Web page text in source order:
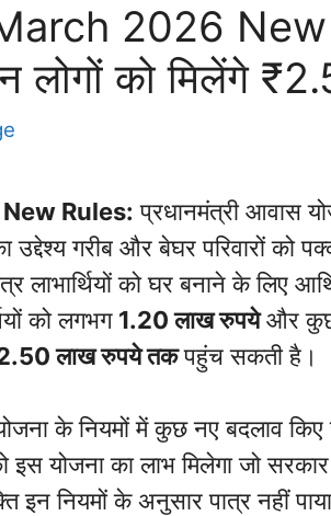
2026
लोगों को मिलेंगे
Rules: प्रधानमंत्री आवास
गरीब और बेघर परिवारों को
लाभार्थियों को घर बनाने के लिए
को लगभग 1.20 लाख रुपयेऔर
लाख रुपये तकपहुंच सकती है।
के नियमों में कुछ नए बदलाव
योजना का लाभ मिलेगा जो सरकार
इन नियमों के अनुसार पात्र नहीं